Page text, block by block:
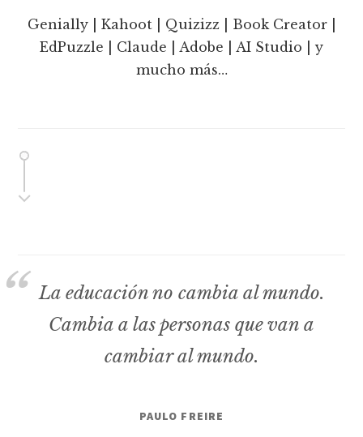
Genially | Kahoot | Quizizz | Book Creator |
EdPuzzle | Claude | Adobe | AI Studio | y
mucho más…
La educación no cambia al mundo.
Cambia a las personas que van a
cambiar al mundo.
PAULO FREIRE